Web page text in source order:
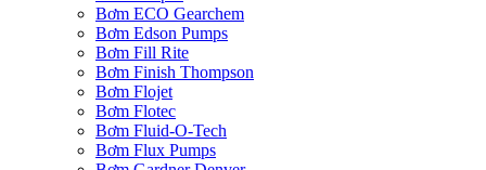
Bơm ECO Gearchem
Bơm Edson Pumps
Bơm Fill Rite
Bơm Finish Thompson
Bơm Flojet
Bơm Flotec
Bơm Fluid-O-Tech
Bơm Flux Pumps